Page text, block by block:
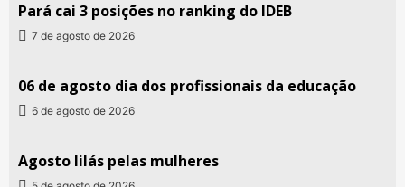
Pará cai 3 posições no ranking do IDEB
7 de agosto de 2026
06 de agosto dia dos profissionais da educação
6 de agosto de 2026
Agosto lilás pelas mulheres